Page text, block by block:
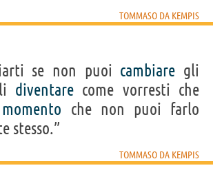
TOMMASO DA KEMPIS
se non puoi cambiare gli
diventare come vorresti che
momento che non puoi farlo
stesso.”
TOMMASO DA KEMPIS